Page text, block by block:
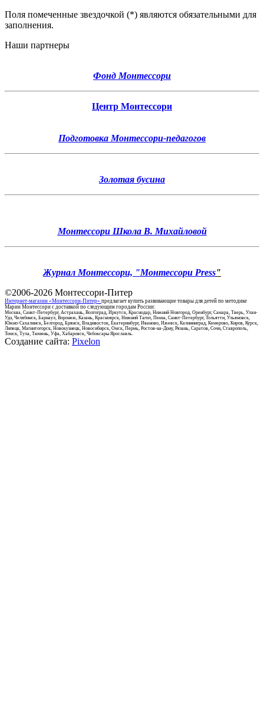
Поля помеченные звездочкой (*) являются обязательными для
заполнения.
Наши партнеры
Фонд Монтессори
Центр Монтессори
Подготовка Монтессори-педагогов
Золотая бусина
Монтессори Школа В. Михайловой
Журнал Монтессори, "Монтессори Press"
©2006-2026 Монтессори-Питер
Интернет-магазин «Монтессори-Питер» предлагает купить развивающие товары для детей по методике
Марии Монтессори с доставкой по следующим городам России:
Москва, Санкт-Петербург, Астрахань, Волгоград, Иркутск, Краснодар, Нижний Новгород, Оренбург, Самара, Тверь, Улан-
Удэ, Челябинск, Барнаул, Воронеж, Казань, Красноярск, Нижний Тагил, Пенза, Санкт-Петербург, Тольятти, Ульяновск,
Южно-Сахалинск, Белгород, Брянск, Владивосток, Екатеринбург, Иваново, Ижевск, Калининград, Кемерово, Киров, Курск,
Липецк, Магнитогорск, Новокузнецк, Новосибирск, Омск, Пермь, Ростов-на-Дону, Рязань, Саратов, Сочи, Ставрополь,
Томск, Тула, Тюмень, Уфа, Хабаровск, Чебоксары Ярославль.
Создание сайта: Pixelon